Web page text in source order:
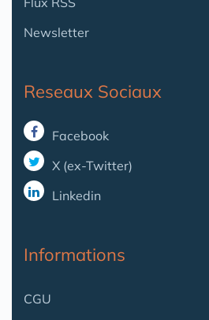
Newsletter
Reseaux Sociaux
Facebook
X (ex-Twitter)
Linkedin
Informations
CGU